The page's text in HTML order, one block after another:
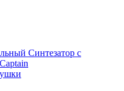
Синтезатор с